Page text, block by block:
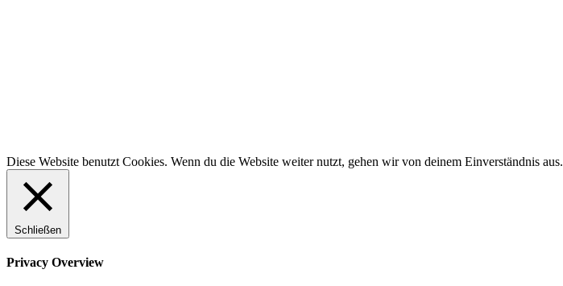
Diese Website benutzt Cookies. Wenn du die Website weiter nutzt, gehen wir von deinem Einverständnis aus.
Schließen
Privacy Overview